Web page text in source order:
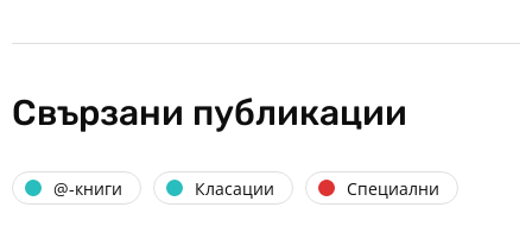
Свързани публикации
@-книги Класации Специални